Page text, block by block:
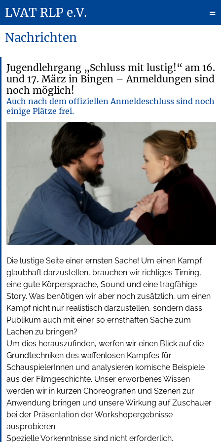
LVAT RLP e.V.
≡
Nachrichten
Jugendlehrgang „Schluss mit lustig!“ am 16.
und 17. März in Bingen – Anmeldungen sind
noch möglich!
Auch nach dem offiziellen Anmeldeschluss sind noch
einige Plätze frei.
Die lustige Seite einer ernsten Sache! Um einen Kampf
glaubhaft darzustellen, brauchen wir richtiges Timing,
eine gute Körpersprache, Sound und eine tragfähige
Story. Was benötigen wir aber noch zusätzlich, um einen
Kampf nicht nur realistisch darzustellen, sondern dass
Publikum auch mit einer so ernsthaften Sache zum
Lachen zu bringen?
Um dies herauszufinden, werfen wir einen Blick auf die
Grundtechniken des waffenlosen Kampfes für
SchauspielerInnen und analysieren komische Beispiele
aus der Filmgeschichte. Unser erworbenes Wissen
werden wir in kurzen Choreografien und Szenen zur
Anwendung bringen und unsere Wirkung auf Zuschauer
bei der Präsentation der Workshopergebnisse
ausprobieren.
Spezielle Vorkenntnisse sind nicht erforderlich.